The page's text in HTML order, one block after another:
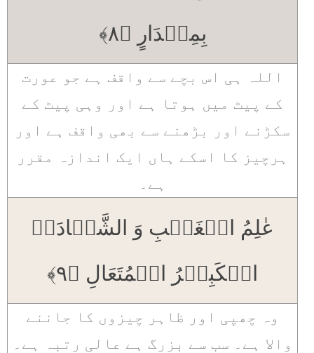
بِمِقۡدَارٍ ﴿۸﴾
اللہ ہی اس بچے سے واقف ہے جو عورت
کے پیٹ میں ہوتا ہے اور وہی پیٹ کے
سکڑنے اور بڑھنے سے بھی واقف ہے اور
ہرچیز کا اسکے ہاں ایک اندازہ مقرر
ہے۔
عٰلِمُ الۡغَیۡبِ وَ الشَّہَادَۃِ
الۡکَبِیۡرُ الۡمُتَعَالِ ﴿۹﴾
وہ چھپی اور ظاہر چیزوں کا جاننے
والا ہے۔ سب سے بزرگ ہے عالی رتبہ ہے۔